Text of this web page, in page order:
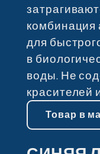
комбинация
для
в
воды. Не
красителей
Товар в